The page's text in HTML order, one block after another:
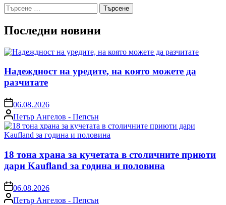
Търсене
за:
Последни новини
Надеждност на уредите, на която можете да
разчитате
on06.08.2026
Posted
by
Петър Ангелов - Пепсън
18 тона храна за кучетата в столичните приюти
дари Kaufland за година и половина
on06.08.2026
PostedПетър Ангелов - Пепсън